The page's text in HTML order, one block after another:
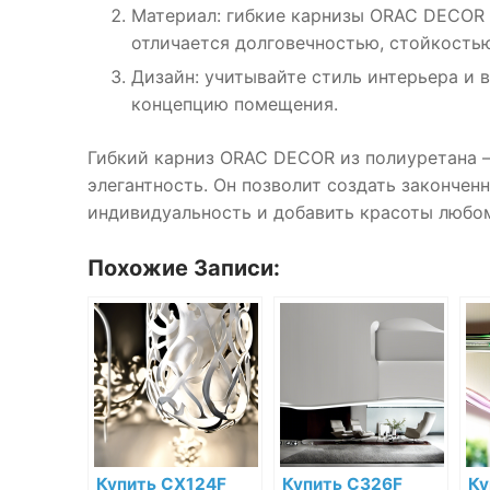
Материал: гибкие карнизы ORAC
отличается долговечностью,
Дизайн: учитывайте стиль интерьера
концепцию помещения.
Гибкий карниз ORAC DECOR из
элегантность. Он позволит создать
индивидуальность и добавить красоты
Похожие Записи:
Купить CX124F Купить C326F